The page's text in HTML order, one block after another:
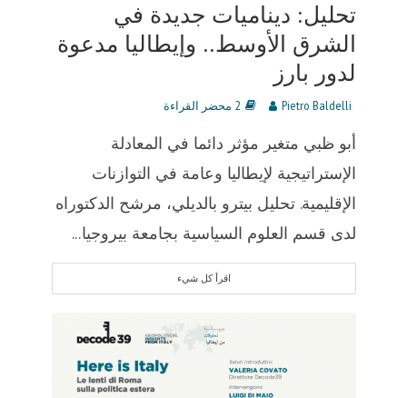
تحليل: ديناميات جديدة في
الشرق الأوسط.. وإيطاليا مدعوة
لدور بارز
Pietro Baldelli 2 محضر القراءة
أبو ظبي متغير مؤثر دائما في المعادلة
الإستراتيجية لإيطاليا وعامة في التوازنات
الإقليمية. تحليل بيترو بالديلي، مرشح الدكتوراه
لدى قسم العلوم السياسية بجامعة بيروجيا...
اقرأ كل شيء